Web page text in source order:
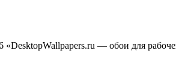
«DesktopWallpapers.ru — обои для